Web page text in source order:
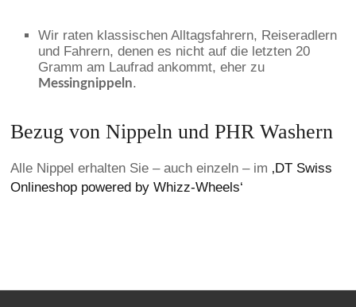
Wir raten klassischen Alltagsfahrern, Reiseradlern
und Fahrern, denen es nicht auf die letzten 20
Gramm am Laufrad ankommt, eher zu
Messingnippeln.
Bezug von Nippeln und PHR Washern
Alle Nippel erhalten Sie – auch einzeln – im ‚DT Swiss
Onlineshop powered by Whizz-Wheels‘